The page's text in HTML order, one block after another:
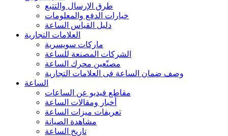
طرق الإرسال والتتبع
خيارات الدفع والمعلومات
دليل القياس الساعة
العلامات التجارية
ماركات سويسرية
الشركات المصنعة للساعة
مصنّعين محرك الساعة
وصف ضمان الساعة فی العلامات التجارية
الساعة
مقاطع فيديو عن الساعات
أخبار ومقالات الساعة
تعريفات ميزات الساعة
مشاهدة الصيانة
تاريخ الساعة